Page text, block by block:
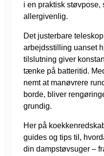
i en praktisk støvpose,
allergivenlig.
Det justerbare
arbejdsstilling uanset
tilslutning giver
tænke på batteritid.
nemt at manøvrere
borde, bliver
grundig.
Her på
guides og tips til,
din dampstøvsuger –